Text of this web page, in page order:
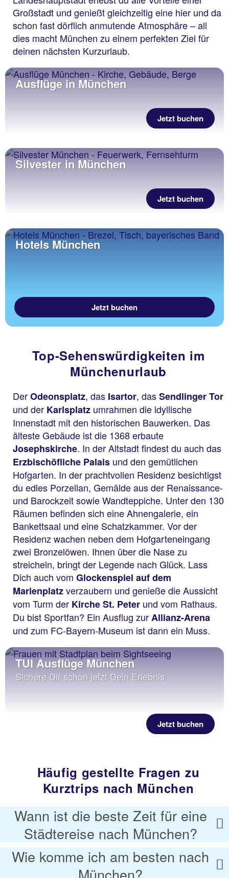
Großstadt und genießt gleichzeitig eine hier und da
schon fast dörflich anmutende Atmosphäre – all
dies macht München zu einem perfekten Ziel für
deinen nächsten Kurzurlaub.
Ausflüge in München
Jetzt buchen
Silvester in München
Jetzt buchen
Hotels München
Jetzt buchen
Top-Sehenswürdigkeiten im
Münchenurlaub
DerOdeonsplatz, das Isartor, dasSendlinger Tor
und der Karlsplatz umrahmen die idyllische
Innenstadt mit den historischen Bauwerken. Das
älteste Gebäude ist die 1368 erbaute
Josephskirche. In der Altstadt findest du auch das
Erzbischöfliche Palais und den gemütlichen
Hofgarten. In der prachtvollen Residenz besichtigst
du edles Porzellan, Gemälde aus der Renaissance-
und Barockzeit sowie Wandteppiche. Unter den 130
Räumen befinden sich eine Ahnengalerie, ein
Bankettsaal und eine Schatzkammer. Vor der
Residenz wachen neben dem Hofgarteneingang
zwei Bronzelöwen. Ihnen über die Nase zu
streicheln, bringt der Legende nach Glück. Lass
Dich auch vom Glockenspiel auf dem
Marienplatzverzaubern und genieße die Aussicht
vom Turm der Kirche St. Peter und vom Rathaus.
Du bist Sportfan? Ein Ausflug zurAllianz-Arena
und zum FC-Bayern-Museum ist dann ein Muss.
TUI Ausflüge München
Sichere Dir schon jetzt Dein Erlebnis
Jetzt buchen
Häufig gestellte Fragen zu
Kurztrips nach München
Wann ist die beste Zeit für eine
Städtereise nach München?
Wie komme ich am besten nach
München?